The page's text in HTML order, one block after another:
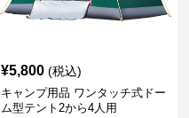
¥5,800 (税込)
キャンプ用品 ワンタッチ式ドー
ム型テント2から4人用